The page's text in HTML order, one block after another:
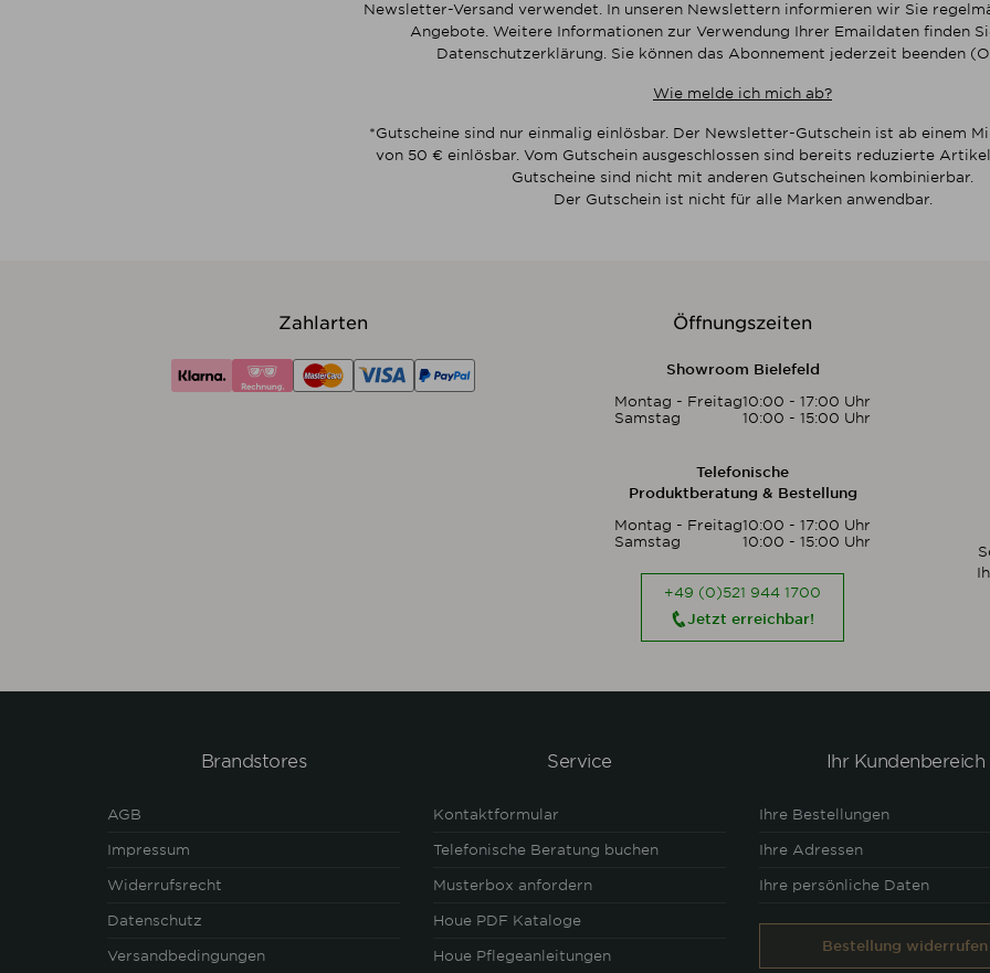
Newsletter-Versand verwendet. In unseren Newslettern informieren wir Sie
Angebote. Weitere Informationen zur Verwendung Ihrer Emaildaten finden
Datenschutzerklärung. Sie können das Abonnement jederzeit beenden
Wie melde ich mich ab?
*Gutscheine sind nur einmalig einlösbar. Der Newsletter-Gutschein ist ab einem
von 50 € einlösbar. Vom Gutschein ausgeschlossen sind bereits reduzierte Artikel
Gutscheine sind nicht mit anderen Gutscheinen kombinierbar.
Der Gutschein ist nicht für alle Marken anwendbar.
Zahlarten Öffnungszeiten
Showroom Bielefeld
Montag - Freitag10:00 - 17:00 Uhr
Samstag
10:00 - 15:00 Uhr
Telefonische
Produktberatung & Bestellung
Montag - Freitag10:00 - 17:00 Uhr
Samstag
10:00 - 15:00 Uhr
+49 (0)521 944 1700
Jetzt erreichbar!
Brandstores
AGB
Impressum
Widerrufsrecht
Datenschutz
Versandbedingungen
Service
Kontaktformular
Telefonische Beratung buchen
Musterbox anfordern
Houe PDF Kataloge
Houe Pflegeanleitungen
Ihr Kundenbereich
Ihre Bestellungen
Ihre Adressen
Ihre persönliche Daten
Bestellung widerrufen